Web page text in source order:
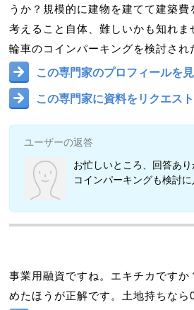
うか？規模的に建物を建てて建築
考えること自体、難しいかも知れ
輪車のコインパーキングを検討され
この専門家のプロフィールを
この専門家に資料をリクエスト
ユーザーの返答
お忙しいところ、回答あり
コインパーキングも検討に
事業用融資ですね。エキチカです
めたほうが正解です。土地持ちな